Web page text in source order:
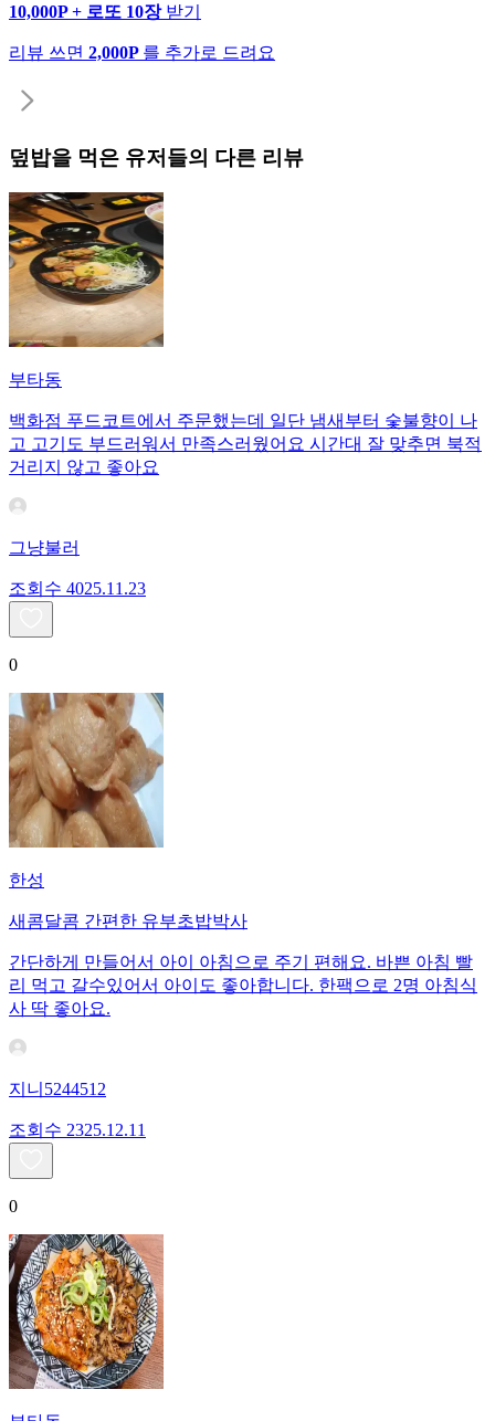
10,000P + 로또 10장 받기
리뷰 쓰면 2,000P 를 추가로 드려요
덮밥을 먹은 유저들의 다른 리뷰
부타동
백화점 푸드코트에서 주문했는데 일단 냄새부터 숯불향이 나
고 고기도 부드러워서 만족스러웠어요 시간대 잘 맞추면 북적
거리지 않고 좋아요
그냥불러
조회수 4025.11.23
0
한성
새콤달콤 간편한 유부초밥박사
간단하게 만들어서 아이 아침으로 주기 편해요. 바쁜 아침 빨
리 먹고 갈수있어서 아이도 좋아합니다. 한팩으로 2명 아침식
사 딱 좋아요.
지니5244512
조회수 2325.12.11
0